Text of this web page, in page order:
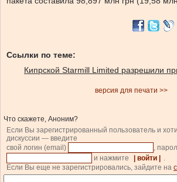
Ссылки по теме:
Кипрской Starmill Limited разрешили
версия для печати >>
Что скажете, Аноним?
Если Вы зарегистрированный пользователь и
дискуссии — введите
свой логин (email)
,
и нажмите
| войти |
.
Если Вы еще не зарегистрировались, зайдите на